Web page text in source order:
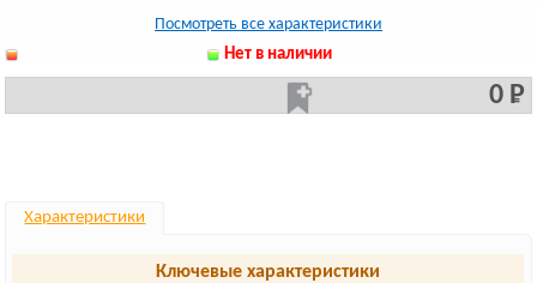
Посмотреть все характеристики
Нет в наличии
0 Р
Характеристики
Ключевые характеристики